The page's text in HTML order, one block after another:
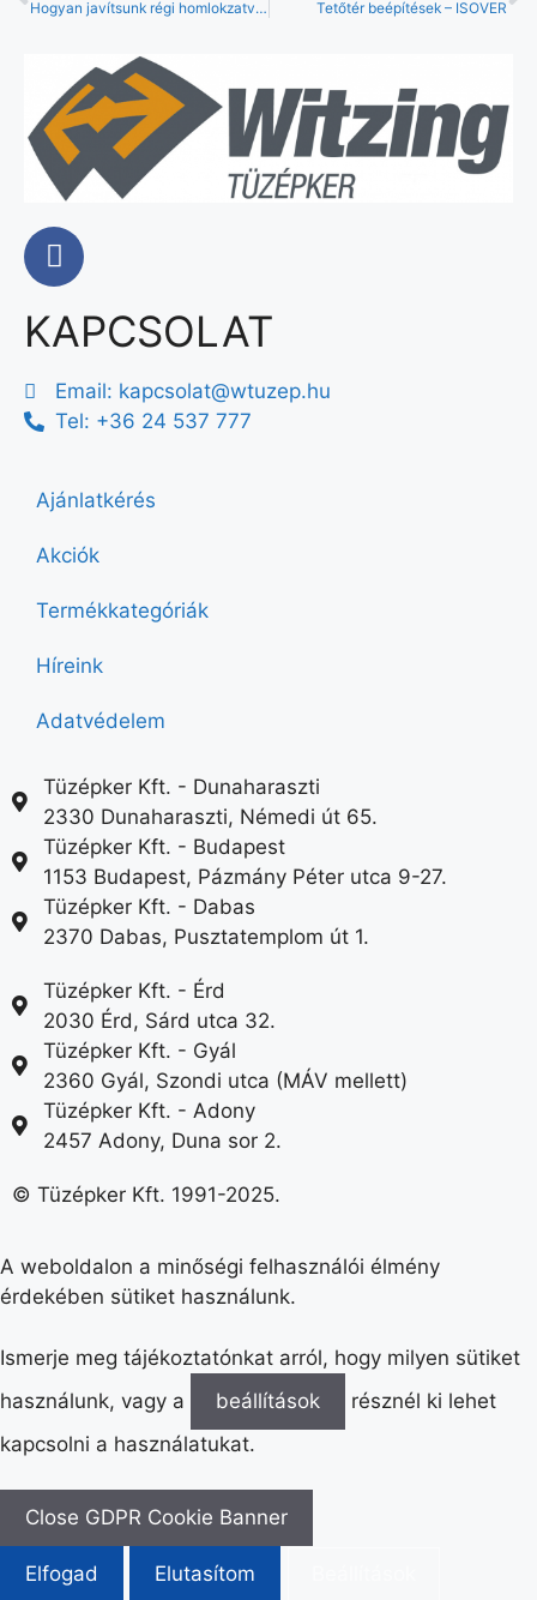
Hogyan javítsunk régi homlokzatvakolatokat? Tetőtér beépítések – ISOVER
KAPCSOLAT
Email: kapcsolat@wtuzep.hu
Tel: +36 24 537 777
Ajánlatkérés
Akciók
Termékkategóriák
Híreink
Adatvédelem
Tüzépker Kft. - Dunaharaszti
2330 Dunaharaszti, Némedi út 65.
Tüzépker Kft. - Budapest
1153 Budapest, Pázmány Péter utca 9-27.
Tüzépker Kft. - Dabas
2370 Dabas, Pusztatemplom út 1.
Tüzépker Kft. - Érd
2030 Érd, Sárd utca 32.
Tüzépker Kft. - Gyál
2360 Gyál, Szondi utca (MÁV mellett)
Tüzépker Kft. - Adony
2457 Adony, Duna sor 2.
© Tüzépker Kft. 1991-2025.
A weboldalon a minőségi felhasználói élmény
érdekében sütiket használunk.
Ismerje meg tájékoztatónkat arról, hogy milyen sütiket
használunk, vagy a
beállítások
résznél ki lehet
kapcsolni a használatukat.
Close GDPR Cookie Banner
Elfogad Elutasítom